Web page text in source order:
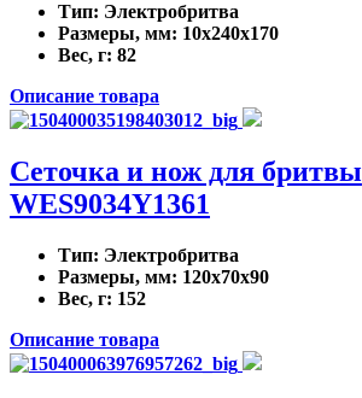
Тип: Электробритва
Размеры, мм: 10x240x170
Вес, г: 82
Описание товара
Сеточка и нож для бритвы
WES9034Y1361
Тип: Электробритва
Размеры, мм: 120x70x90
Вес, г: 152
Описание товара